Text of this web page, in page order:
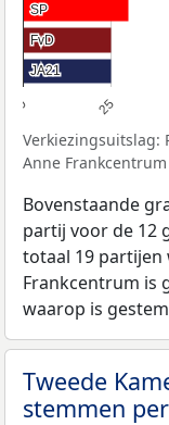
0 25
SP
SP
FvD
FvD
JA21
JA21
Verkiezingsuitslag:
Anne
Bovenstaande
partij voor de 12
totaal 19 partijen
Frankcentrum is
waarop is
Tweede
stemmen